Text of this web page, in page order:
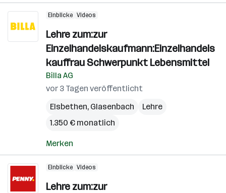
Einblicke Videos
Lehre zum:zur
Einzelhandelskaufmann:Einzelhandels
kauffrau Schwerpunkt Lebensmittel
Billa AG
vor 3 Tagen veröffentlicht
Elsbethen, Glasenbach
Lehre
1.350 € monatlich
Merken
Einblicke Videos
Lehre zum:zur